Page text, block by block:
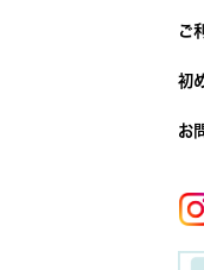
ご
初
お